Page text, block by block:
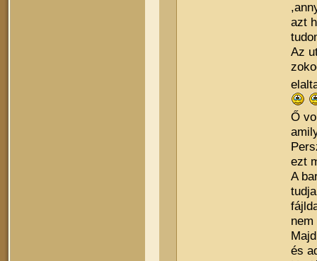
azt
Az
Ő
ezt
A
és